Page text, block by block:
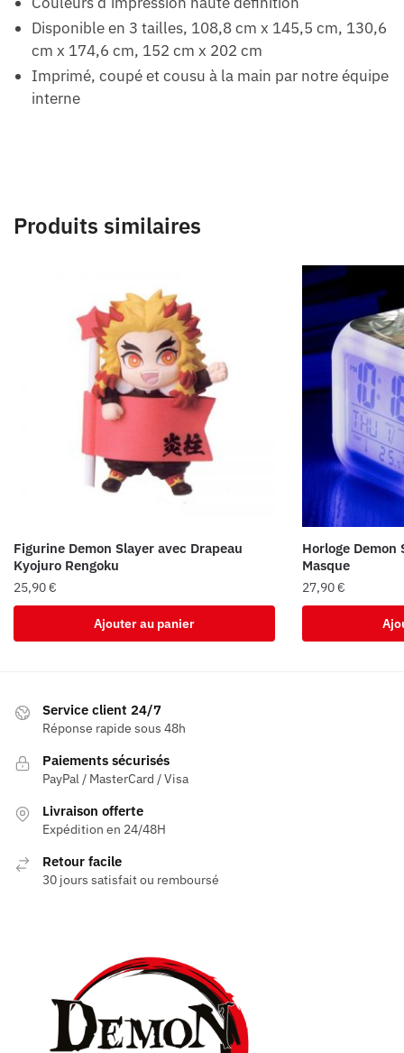
Disponible en 3 tailles, 108,8 cm x 145,5 cm, 130,6
cm x 174,6 cm, 152 cm x 202 cm
Imprimé, coupé et cousu à la main par notre équipe
interne
Produits similaires
Figurine Demon Slayer avec Drapeau
Kyojuro Rengoku
25,90€
Ajouter au panier
Horloge Demon
Masque
27,90€
Service client 24/7
Réponse rapide sous 48h
Paiements sécurisés
PayPal / MasterCard / Visa
Livraison offerte
Expédition en 24/48H
Retour facile
30 jours satisfait ou remboursé